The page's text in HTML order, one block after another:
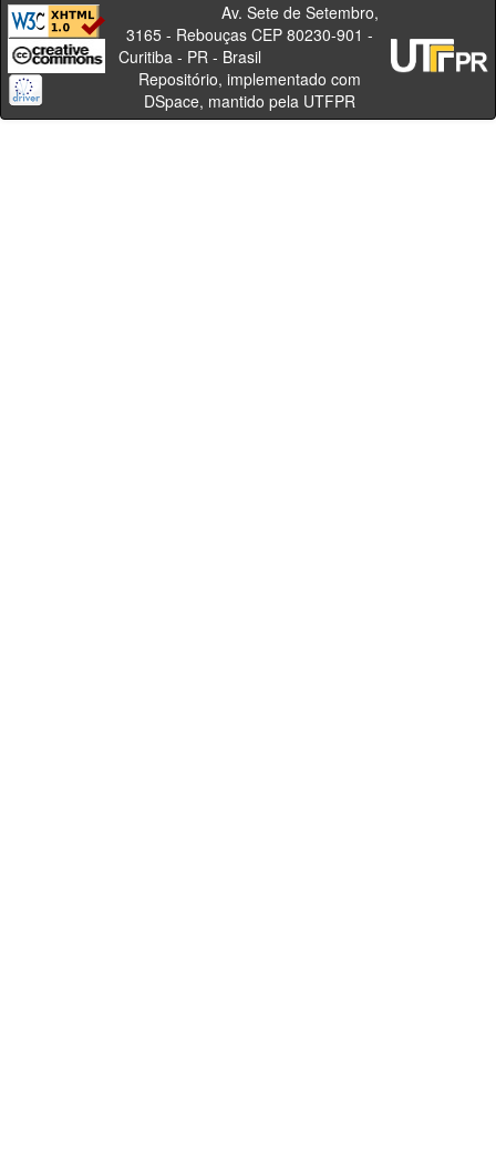
Av. Sete de Setembro,
3165 - Rebouças CEP 80230-901 -
Curitiba - PR - Brasil
Repositório, implementado com
DSpace, mantido pela UTFPR